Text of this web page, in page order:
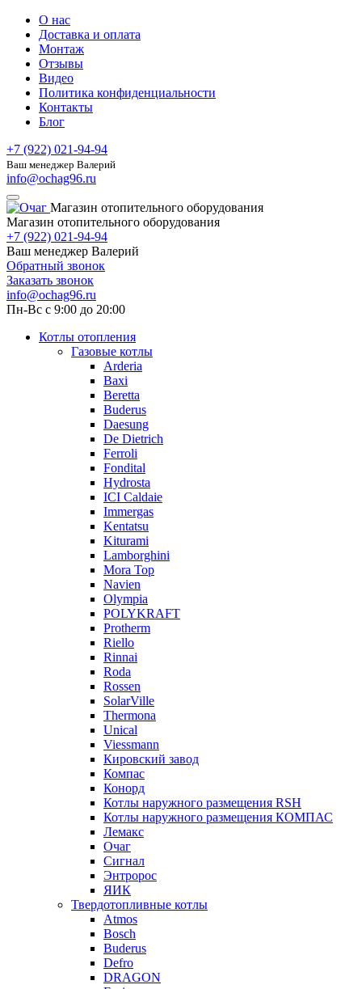
О нас
Доставка и оплата
Монтаж
Отзывы
Видео
Политика конфиденциальности
Контакты
Блог
+7 (922) 021-94-94
Ваш менеджер Валерий
info@ochag96.ru
Магазин отопительного оборудования
Магазин отопительного оборудования
+7 (922) 021-94-94
Ваш менеджер Валерий
Обратный звонок
Заказать звонок
info@ochag96.ru
Пн-Вс с 9:00 до 20:00
Котлы отопления
Газовые котлы
Arderia
Baxi
Beretta
Buderus
Daesung
De Dietrich
Ferroli
Fondital
Hydrosta
ICI Caldaie
Immergas
Kentatsu
Kiturami
Lamborghini
Mora Top
Navien
Olympia
POLYKRAFT
Protherm
Riello
Rinnai
Roda
Rossen
SolarVille
Thermona
Unical
Viessmann
Кировский завод
Компас
Конорд
Котлы наружного размещения RSH
Котлы наружного размещения КОМПАС
Лемакс
Очаг
Сигнал
Энтророс
ЯИК
Твердотопливные котлы
Atmos
Bosch
Buderus
Defro
DRAGON